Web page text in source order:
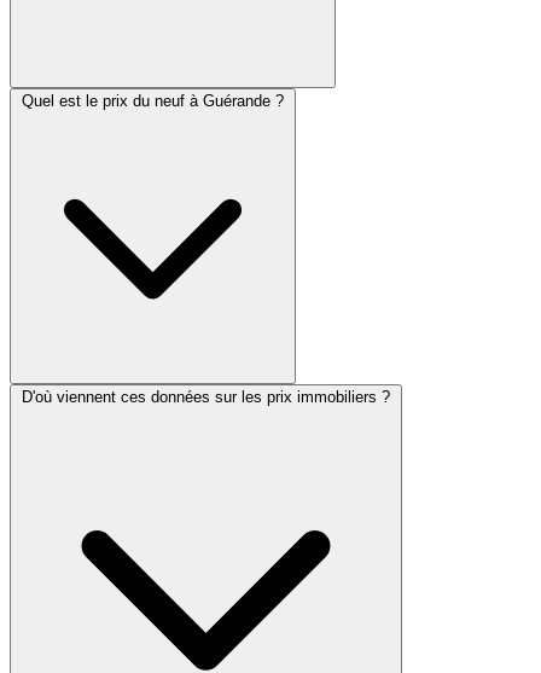
Quel est le prix du neuf à Guérande ?
D'où viennent ces données sur les prix immobiliers ?